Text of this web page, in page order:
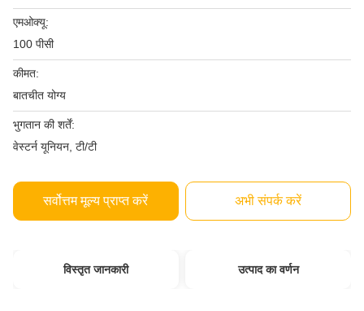
एमओक्यू:
100 पीसी
कीमत:
बातचीत योग्य
भुगतान की शर्तें:
वेस्टर्न यूनियन, टी/टी
सर्वोत्तम मूल्य प्राप्त करें अभी संपर्क करें
विस्तृत जानकारी उत्पाद का वर्णन